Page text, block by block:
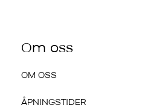
Om oss
OM OSS
ÅPNINGSTIDER